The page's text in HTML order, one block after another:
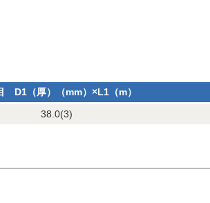
D1（厚）（mm）×L1（m）
38.0(3)